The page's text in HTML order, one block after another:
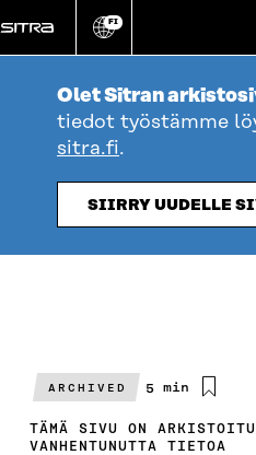
suoraan
sisältöön
Vaihda
kieli
FI
Olet Sitran
tiedot työstämme
sitra.fi.
SIIRRY UUDELLE
ARCHIVED
Arvioitu
5 min
TÄMÄ SIVU ON
VANHENTUNUTTA TIETOA